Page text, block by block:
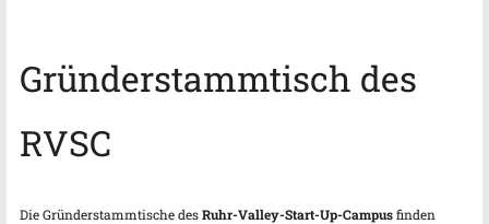
Gründerstammtisch des
RVSC
Die Gründerstammtische desRuhr-Valley-Start-Up-Campusfinden